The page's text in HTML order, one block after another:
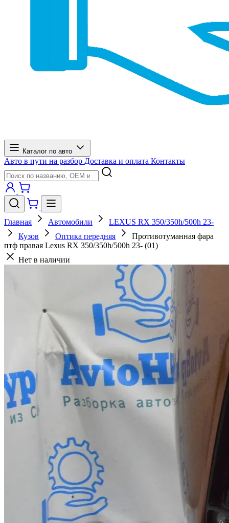
Каталог по авто
Авто в пути на разбор Доставка и оплата Контакты
Главная Автомобили
LEXUS RX 350/350h/500h 23-
Кузов
Оптика передняя
Противотуманная фара
птф правая Lexus RX 350/350h/500h 23- (01)
Нет в наличии